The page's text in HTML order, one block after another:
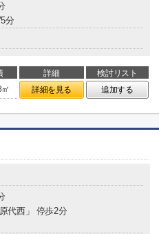
分
詳細
検討リスト
詳細を見る 追加する
代西」 停歩2分